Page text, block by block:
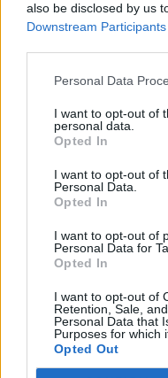
also be disclosed by us
Downstream Participants
Personal Data
I want to opt-out of
personal data.
Opted In
I want to opt-out of
Personal Data.
Opted In
I want to opt-out of
Personal Data for
Opted In
I want to opt-out of
Retention, Sale,
Personal Data that
Purposes for which
Opted Out
7 Ago